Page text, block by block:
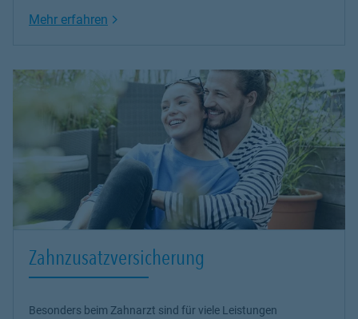
Mehr erfahren Link Opens in New Tab
Zahnzusatzversicherung
Besonders beim Zahnarzt sind für viele Leistungen